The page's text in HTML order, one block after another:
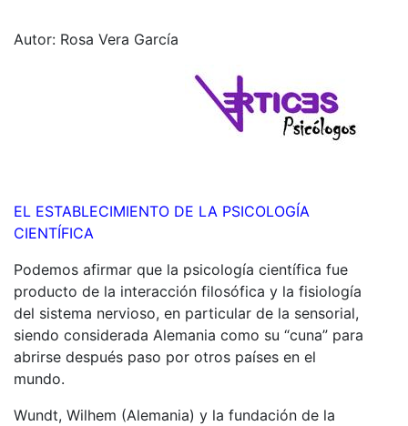
Autor: Rosa Vera García
EL ESTABLECIMIENTO DE LA PSICOLOGÍA
CIENTÍFICA
Podemos afirmar que la psicología científica fue
producto de la interacción filosófica y la fisiología
del sistema nervioso, en particular de la sensorial,
siendo considerada Alemania como su “cuna” para
abrirse después paso por otros países en el
mundo.
Wundt, Wilhem (Alemania) y la fundación de la